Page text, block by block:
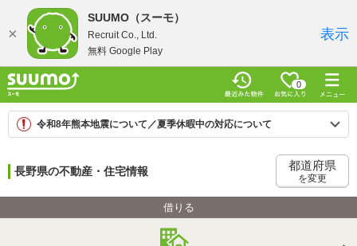
×
SUUMO（スーモ）
Recruit Co., Ltd.
無料 Google Play
表示
0
令和8年熊本地震について／夏季休暇中の対応について
長野県の不動産・住宅情報 都道府県
を変更
借りる